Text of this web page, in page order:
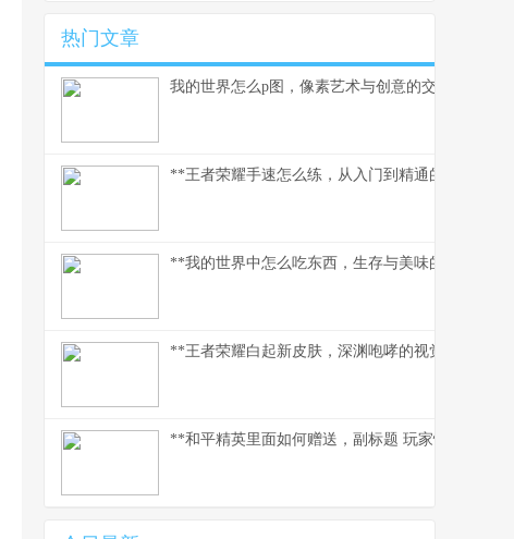
热门文章
我的世界怎么p图，像素艺术与创意的交响
**王者荣耀手速怎么练，从入门到精通的指尖修
**我的世界中怎么吃东西，生存与美味的核心法
**王者荣耀白起新皮肤，深渊咆哮的视觉与战术
**和平精英里面如何赠送，副标题 玩家情谊的虚